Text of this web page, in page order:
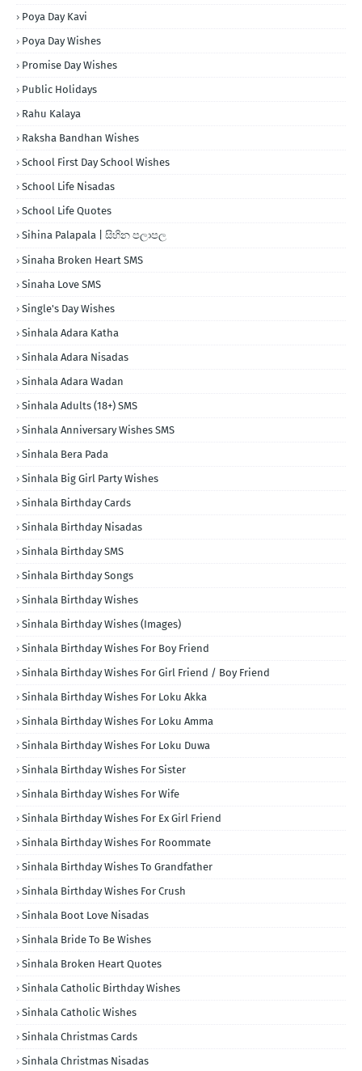
Poya Day Kavi
Poya Day Wishes
Promise Day Wishes
Public Holidays
Rahu Kalaya
Raksha Bandhan Wishes
School First Day School Wishes
School Life Nisadas
School Life Quotes
Sihina Palapala | සිහින පලාපල
Sinaha Broken Heart SMS
Sinaha Love SMS
Single's Day Wishes
Sinhala Adara Katha
Sinhala Adara Nisadas
Sinhala Adara Wadan
Sinhala Adults (18+) SMS
Sinhala Anniversary Wishes SMS
Sinhala Bera Pada
Sinhala Big Girl Party Wishes
Sinhala Birthday Cards
Sinhala Birthday Nisadas
Sinhala Birthday SMS
Sinhala Birthday Songs
Sinhala Birthday Wishes
Sinhala Birthday Wishes (Images)
Sinhala Birthday Wishes For Boy Friend
Sinhala Birthday Wishes For Girl Friend / Boy Friend
Sinhala Birthday Wishes For Loku Akka
Sinhala Birthday Wishes For Loku Amma
Sinhala Birthday Wishes For Loku Duwa
Sinhala Birthday Wishes For Sister
Sinhala Birthday Wishes For Wife
Sinhala Birthday Wishes For Ex Girl Friend
Sinhala Birthday Wishes For Roommate
Sinhala Birthday Wishes To Grandfather
Sinhala Birthday Wishes For Crush
Sinhala Boot Love Nisadas
Sinhala Bride To Be Wishes
Sinhala Broken Heart Quotes
Sinhala Catholic Birthday Wishes
Sinhala Catholic Wishes
Sinhala Christmas Cards
Sinhala Christmas Nisadas